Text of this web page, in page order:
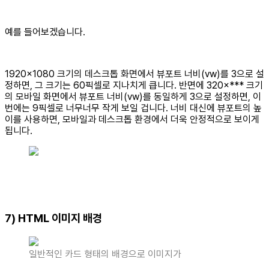
예를 들어보겠습니다.
1920×1080 크기의 데스크톱 화면에서 뷰포트 너비(vw)를 3으로 설
정하면, 그 크기는 60픽셀로 지나치게 큽니다. 반면에 320×*** 크기
의 모바일 화면에서 뷰포트 너비(vw)를 동일하게 3으로 설정하면, 이
번에는 9픽셀로 너무너무 작게 보일 겁니다. 너비 대신에 뷰포트의 높
이를 사용하면, 모바일과 데스크톱 환경에서 더욱 안정적으로 보이게
됩니다.
7) HTML 이미지 배경
일반적인 카드 형태의 배경으로 이미지가